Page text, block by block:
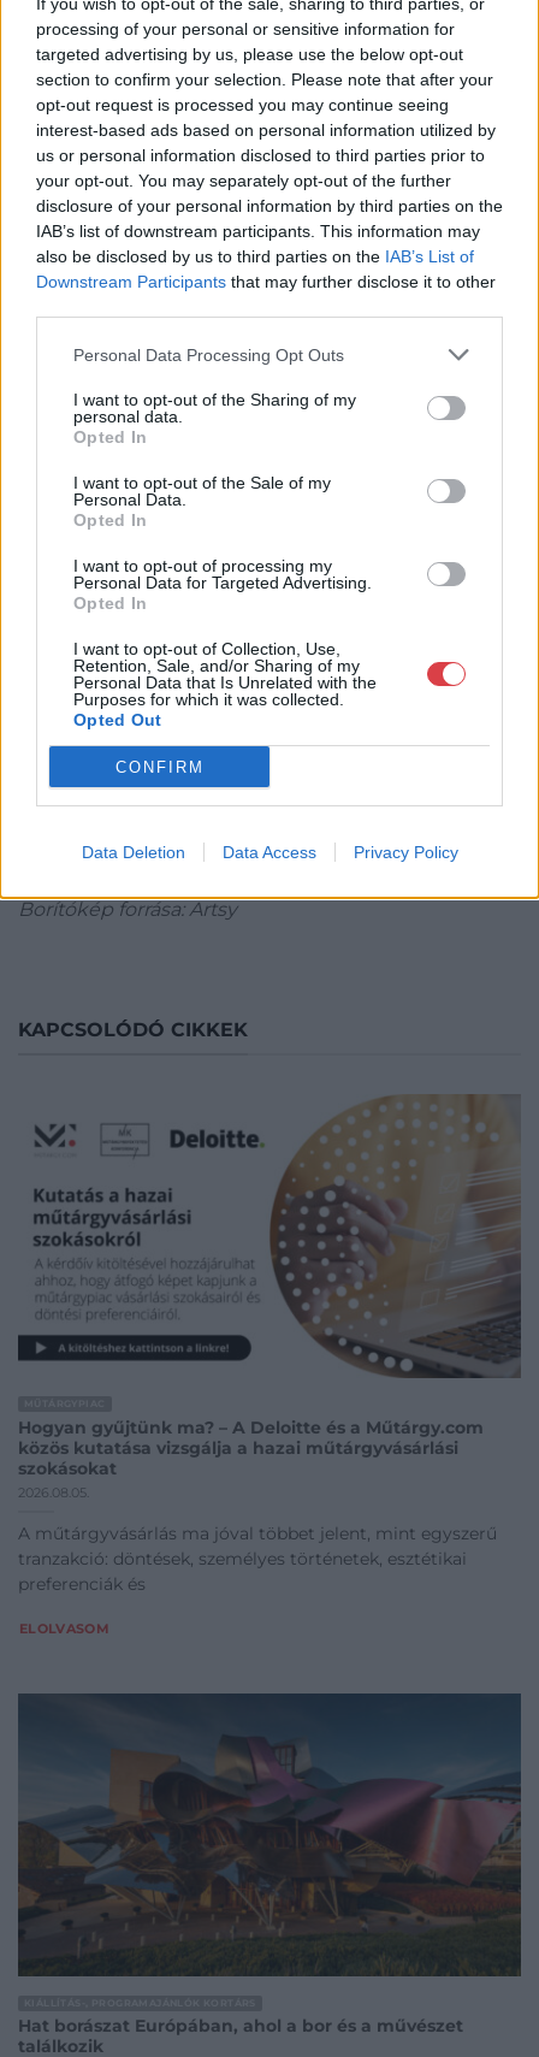
processing of your personal or sensitive information for
targeted advertising by us, please use the below opt-out
section to confirm your selection. Please note that after your
opt-out request is processed you may continue seeing
interest-based ads based on personal information utilized by
us or personal information disclosed to third parties prior to
your opt-out. You may separately opt-out of the further
disclosure of your personal information by third parties on the
IAB’s list of downstream participants. This information may
also be disclosed by us to third parties on the IAB’s List of
Downstream Participants that may further disclose it to other
Personal Data Processing Opt Outs
I want to opt-out of the Sharing of my
personal data.
Opted In
I want to opt-out of the Sale of my
Personal Data.
Opted In
I want to opt-out of processing my
Personal Data for Targeted Advertising.
Opted In
I want to opt-out of Collection, Use,
Retention, Sale, and/or Sharing of my
Personal Data that Is Unrelated with the
Purposes for which it was collected.
Opted Out
CONFIRM
Data Deletion Data Access Privacy Policy
negyedben kiállításokat és egy hónapos
rezidensprogramot is kínál. William korábban egy
gyerekkori barátjával közösen nyitotta meg a NIL
Galériát a Marais- negyedben, ahol főként ghánai és
nyugat-afrikai művészekre összpontosítottak. Egy
kicsivel több mint egy évvel ezelőtt úgy döntött,
hogy elindítja a saját projektjét. „Mivel az afrikai
kontinens művészete nagy trenddé vált – és örülök,
hogy kibontakozik –, Latin-amerikai művészekre
szerettem volna kiterjeszteni a kört és rájuk
koncentrálni, mert őket itt nem ismerik igazán jól”–
Geoffroy Pithon alkotásai a „Paysage des choses”
Forrás: Studio Vanssay /Maât Gallery / Artsy
gyökerező büszkesége, a szigorú minőségi
követelmények és a kulturális sokszínűség iránti
nyitottság mind hozzájárulnak ahhoz, hogy Párizs
megőrizze sérthetetlen hírnevét.
Borítókép címe: Paris + (2023)
Borítókép forrása: Artsy
KAPCSOLÓDÓ CIKKEK
Hogyan gyűjtünk ma? – A Deloitte és a Műtárgy.com
közös kutatása vizsgálja a hazai műtárgyvásárlási
szokásokat
2026.08.05.
A műtárgyvásárlás ma jóval többet jelent, mint egyszerű
tranzakció: döntések, személyes történetek, esztétikai
preferenciák és
ELOLVASOM
Hat borászat Európában, ahol a bor és a művészet
találkozik